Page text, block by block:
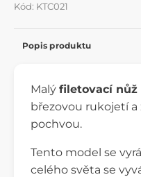
Kód: KTC021
Popis produktu
Malý filetovací nůž
březovou rukojetí
pochvou.
Tento model se
celého světa se